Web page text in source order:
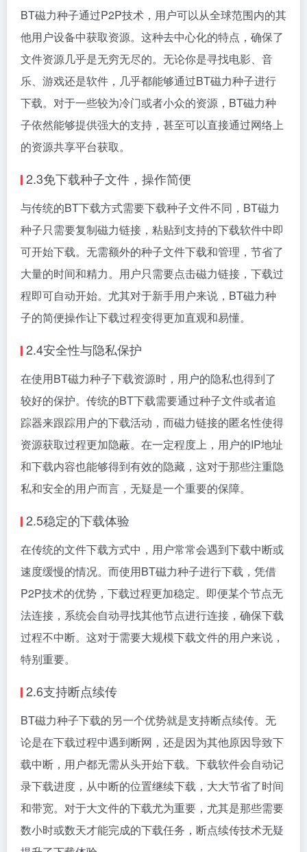
BT磁力种子通过P2P技术，用户可以从全球范围内的其
他用户设备中获取资源。这种去中心化的特点，确保了
文件资源几乎是无穷无尽的。无论你是寻找电影、音
乐、游戏还是软件，几乎都能够通过BT磁力种子进行
下载。对于一些较为冷门或者小众的资源，BT磁力种
子依然能够提供强大的支持，甚至可以直接通过网络上
的资源共享平台获取。
2.3免下载种子文件，操作简便
与传统的BT下载方式需要下载种子文件不同，BT磁力
种子只需要复制磁力链接，粘贴到支持的下载软件中即
可开始下载。无需额外的种子文件下载和管理，节省了
大量的时间和精力。用户只需要点击磁力链接，下载过
程即可自动开始。尤其对于新手用户来说，BT磁力种
子的简便操作让下载过程变得更加直观和易懂。
2.4安全性与隐私保护
在使用BT磁力种子下载资源时，用户的隐私也得到了
较好的保护。传统的BT下载需要通过种子文件或者追
踪器来跟踪用户的下载活动，而磁力链接的匿名性使得
资源获取过程更加隐蔽。在一定程度上，用户的IP地址
和下载内容也能够得到有效的隐藏，这对于那些注重隐
私和安全的用户而言，无疑是一个重要的保障。
2.5稳定的下载体验
在传统的文件下载方式中，用户常常会遇到下载中断或
速度缓慢的情况。而使用BT磁力种子进行下载，凭借
P2P技术的优势，下载过程更加稳定。即便某个节点无
法连接，系统会自动寻找其他节点进行连接，确保下载
过程不中断。这对于需要大规模下载文件的用户来说，
特别重要。
2.6支持断点续传
BT磁力种子下载的另一个优势就是支持断点续传。无
论是在下载过程中遇到断网，还是因为其他原因导致下
载中断，用户都无需从头开始下载。下载软件会自动记
录下载进度，从中断的位置继续下载，大大节省了时间
和带宽。对于大文件的下载尤为重要，尤其是那些需要
数小时或数天才能完成的下载任务，断点续传技术无疑